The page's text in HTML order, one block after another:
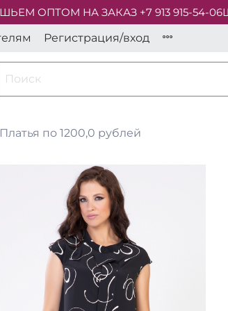
ОПТОМ НА ЗАКАЗ +7 913 915-54-06
Регистрация/вход
Платья по 1200,0 рублей